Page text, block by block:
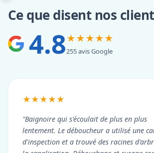
Ce que disent nos
4.8★★★★★
255 avis Google
★★★★★
"Baignoire qui s'écoulait de plus en plus
lentement. Le déboucheur a utilisé une
d'inspection et a trouvé des racines